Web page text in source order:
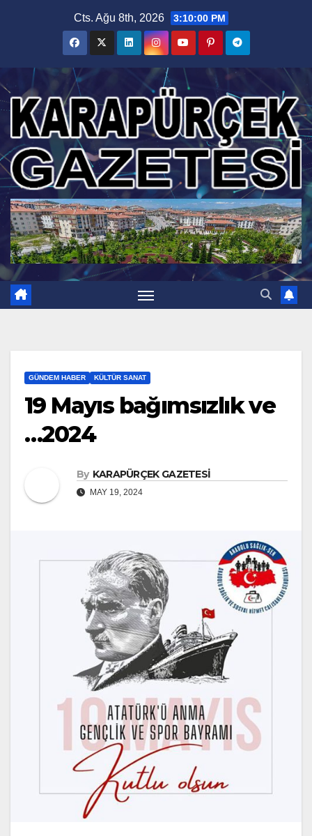
Cts. Ağu 8th, 2026 3:10:01 PM
GÜNDEM HABER KÜLTÜR SANAT
19 Mayıs bağımsızlık ve
…2024
By KARAPÜRÇEK GAZETESİ
MAY 19, 2024